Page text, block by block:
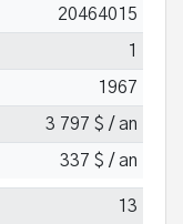
20464015
1
1967
3 797 $ / an
337 $ / an
13